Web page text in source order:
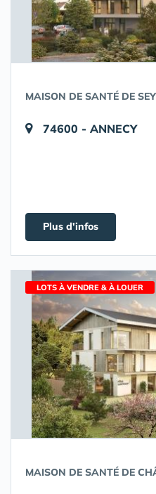
MAISON DE SANTÉ DE
74600 - ANNECY
Plus d'infos
LOTS À VENDRE & À LOUER
MAISON DE SANTÉ DE